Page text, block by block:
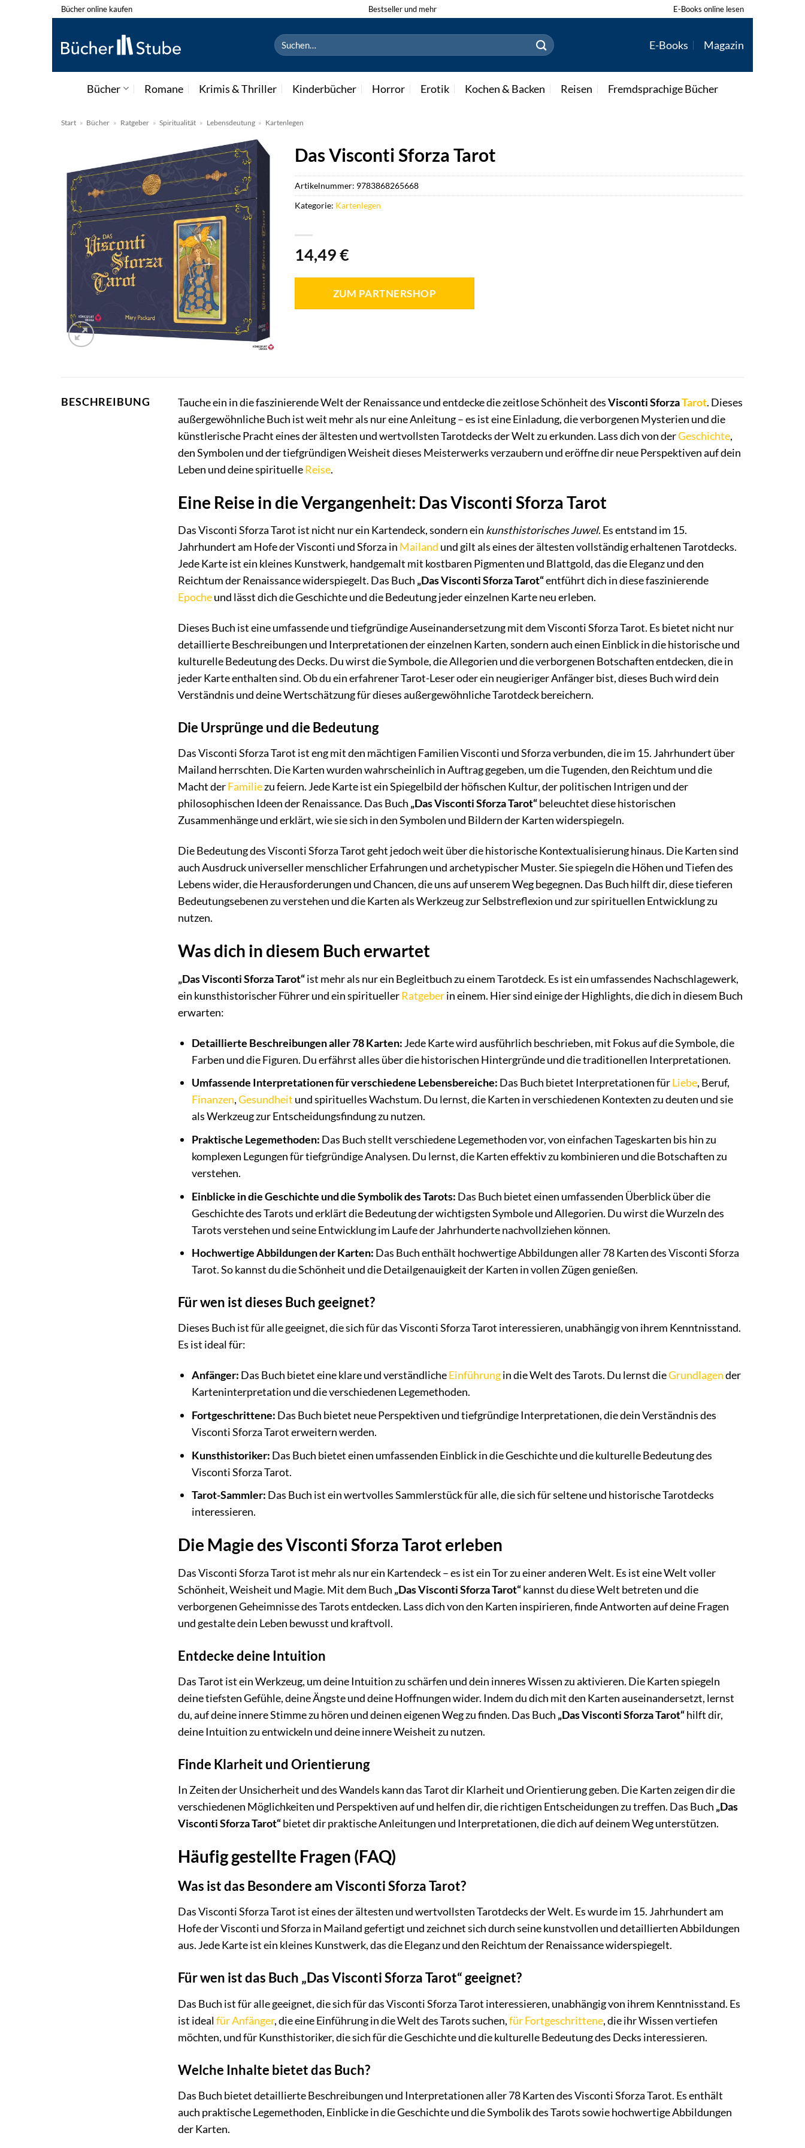
Zum
springen
Bücher online kaufen Bestseller und mehr E-Books online lesen
Suchen
nach:
E-Books Magazin
Bücher Romane Krimis & Thriller Kinderbücher Horror Erotik Kochen & Backen Reisen Fremdsprachige Bücher
Start » Bücher » Ratgeber » Spiritualität » Lebensdeutung » Kartenlegen
Das Visconti Sforza Tarot
14,49€
ZUM PARTNERSHOP
Artikelnummer: 9783868265668
Kategorie: Kartenlegen
BESCHREIBUNG Tauche ein in die faszinierende Welt der Renaissance und entdecke die zeitlose Schönheit desVisconti SforzaTarot. Dieses
außergewöhnliche Buch ist weit mehr als nur eine Anleitung – es ist eine Einladung, die verborgenen Mysterien und die
künstlerische Pracht eines der ältesten und wertvollsten Tarotdecks der Welt zu erkunden. Lass dich von derGeschichte,
den Symbolen und der tiefgründigen Weisheit dieses Meisterwerks verzaubern und eröffne dir neue Perspektiven auf dein
Leben und deine spirituelleReise.
Eine Reise in die Vergangenheit: Das Visconti Sforza Tarot
Das Visconti Sforza Tarot ist nicht nur ein Kartendeck, sondern ein kunsthistorisches Juwel. Es entstand im 15.
Jahrhundert am Hofe der Visconti und Sforza in Mailand und gilt als eines der ältesten vollständig erhaltenen Tarotdecks.
Jede Karte ist ein kleines Kunstwerk, handgemalt mit kostbaren Pigmenten und Blattgold, das die Eleganz und den
Reichtum der Renaissance widerspiegelt. Das Buch „Das Visconti Sforza Tarot“entführt dich in diese faszinierende
Epocheund lässt dich die Geschichte und die Bedeutung jeder einzelnen Karte neu erleben.
Dieses Buch ist eine umfassende und tiefgründige Auseinandersetzung mit dem Visconti Sforza Tarot. Es bietet nicht nur
detaillierte Beschreibungen und Interpretationen der einzelnen Karten, sondern auch einen Einblick in die historische und
kulturelle Bedeutung des Decks. Du wirst die Symbole, die Allegorien und die verborgenen Botschaften entdecken, die in
jeder Karte enthalten sind. Ob du ein erfahrener Tarot-Leser oder ein neugieriger Anfänger bist, dieses Buch wird dein
Verständnis und deine Wertschätzung für dieses außergewöhnliche Tarotdeck bereichern.
Die Ursprünge und die Bedeutung
Das Visconti Sforza Tarot ist eng mit den mächtigen Familien Visconti und Sforza verbunden, die im 15. Jahrhundert über
Mailand herrschten. Die Karten wurden wahrscheinlich in Auftrag gegeben, um die Tugenden, den Reichtum und die
Macht derFamiliezu feiern. Jede Karte ist ein Spiegelbild der höfischen Kultur, der politischen Intrigen und der
philosophischen Ideen der Renaissance. Das Buch „Das Visconti Sforza Tarot“beleuchtet diese historischen
Zusammenhänge und erklärt, wie sie sich in den Symbolen und Bildern der Karten widerspiegeln.
Die Bedeutung des Visconti Sforza Tarot geht jedoch weit über die historische Kontextualisierung hinaus. Die Karten sind
auch Ausdruck universeller menschlicher Erfahrungen und archetypischer Muster. Sie spiegeln die Höhen und Tiefen des
Lebens wider, die Herausforderungen und Chancen, die uns auf unserem Weg begegnen. Das Buch hilft dir, diese tieferen
Bedeutungsebenen zu verstehen und die Karten als Werkzeug zur Selbstreflexion und zur spirituellen Entwicklung zu
nutzen.
Was dich in diesem Buch erwartet
„Das Visconti Sforza Tarot“ist mehr als nur ein Begleitbuch zu einem Tarotdeck. Es ist ein umfassendes Nachschlagewerk,
ein kunsthistorischer Führer und ein spirituellerRatgeberin einem. Hier sind einige der Highlights, die dich in diesem Buch
erwarten:
Detaillierte Beschreibungen aller 78 Karten: Jede Karte wird ausführlich beschrieben, mit Fokus auf die Symbole, die
Farben und die Figuren. Du erfährst alles über die historischen Hintergründe und die traditionellen Interpretationen.
Umfassende Interpretationen für verschiedene Lebensbereiche: Das Buch bietet Interpretationen fürLiebe, Beruf,
Finanzen,Gesundheit und spirituelles Wachstum. Du lernst, die Karten in verschiedenen Kontexten zu deuten und sie
als Werkzeug zur Entscheidungsfindung zu nutzen.
Praktische Legemethoden: Das Buch stellt verschiedene Legemethoden vor, von einfachen Tageskarten bis hin zu
komplexen Legungen für tiefgründige Analysen. Du lernst, die Karten effektiv zu kombinieren und die Botschaften zu
verstehen.
Einblicke in die Geschichte und die Symbolik des Tarots: Das Buch bietet einen umfassenden Überblick über die
Geschichte des Tarots und erklärt die Bedeutung der wichtigsten Symbole und Allegorien. Du wirst die Wurzeln des
Tarots verstehen und seine Entwicklung im Laufe der Jahrhunderte nachvollziehen können.
Hochwertige Abbildungen der Karten: Das Buch enthält hochwertige Abbildungen aller 78 Karten des Visconti Sforza
Tarot. So kannst du die Schönheit und die Detailgenauigkeit der Karten in vollen Zügen genießen.
Für wen ist dieses Buch geeignet?
Dieses Buch ist für alle geeignet, die sich für das Visconti Sforza Tarot interessieren, unabhängig von ihrem Kenntnisstand.
Es ist ideal für:
Anfänger: Das Buch bietet eine klare und verständlicheEinführungin die Welt des Tarots. Du lernst dieGrundlagender
Karteninterpretation und die verschiedenen Legemethoden.
Fortgeschrittene: Das Buch bietet neue Perspektiven und tiefgründige Interpretationen, die dein Verständnis des
Visconti Sforza Tarot erweitern werden.
Kunsthistoriker: Das Buch bietet einen umfassenden Einblick in die Geschichte und die kulturelle Bedeutung des
Visconti Sforza Tarot.
Tarot-Sammler: Das Buch ist ein wertvolles Sammlerstück für alle, die sich für seltene und historische Tarotdecks
interessieren.
Die Magie des Visconti Sforza Tarot erleben
Das Visconti Sforza Tarot ist mehr als nur ein Kartendeck – es ist ein Tor zu einer anderen Welt. Es ist eine Welt voller
Schönheit, Weisheit und Magie. Mit dem Buch „Das Visconti Sforza Tarot“kannst du diese Welt betreten und die
verborgenen Geheimnisse des Tarots entdecken. Lass dich von den Karten inspirieren, finde Antworten auf deine Fragen
und gestalte dein Leben bewusst und kraftvoll.
Entdecke deine Intuition
Das Tarot ist ein Werkzeug, um deine Intuition zu schärfen und dein inneres Wissen zu aktivieren. Die Karten spiegeln
deine tiefsten Gefühle, deine Ängste und deine Hoffnungen wider. Indem du dich mit den Karten auseinandersetzt, lernst
du, auf deine innere Stimme zu hören und deinen eigenen Weg zu finden. Das Buch „Das Visconti Sforza Tarot“hilft dir,
deine Intuition zu entwickeln und deine innere Weisheit zu nutzen.
Finde Klarheit und Orientierung
In Zeiten der Unsicherheit und des Wandels kann das Tarot dir Klarheit und Orientierung geben. Die Karten zeigen dir die
verschiedenen Möglichkeiten und Perspektiven auf und helfen dir, die richtigen Entscheidungen zu treffen. Das Buch „Das
Visconti Sforza Tarot“bietet dir praktische Anleitungen und Interpretationen, die dich auf deinem Weg unterstützen.
Häufig gestellte Fragen (FAQ)
Was ist das Besondere am Visconti Sforza Tarot?
Das Visconti Sforza Tarot ist eines der ältesten und wertvollsten Tarotdecks der Welt. Es wurde im 15. Jahrhundert am
Hofe der Visconti und Sforza in Mailand gefertigt und zeichnet sich durch seine kunstvollen und detaillierten Abbildungen
aus. Jede Karte ist ein kleines Kunstwerk, das die Eleganz und den Reichtum der Renaissance widerspiegelt.
Für wen ist das Buch „Das Visconti Sforza Tarot“ geeignet?
Das Buch ist für alle geeignet, die sich für das Visconti Sforza Tarot interessieren, unabhängig von ihrem Kenntnisstand. Es
ist idealfür Anfänger, die eine Einführung in die Welt des Tarots suchen,für Fortgeschrittene, die ihr Wissen vertiefen
möchten, und für Kunsthistoriker, die sich für die Geschichte und die kulturelle Bedeutung des Decks interessieren.
Welche Inhalte bietet das Buch?
Das Buch bietet detaillierte Beschreibungen und Interpretationen aller 78 Karten des Visconti Sforza Tarot. Es enthält
auch praktische Legemethoden, Einblicke in die Geschichte und die Symbolik des Tarots sowie hochwertige Abbildungen
der Karten.